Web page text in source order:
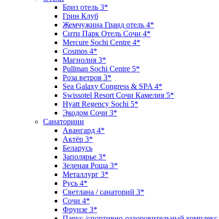
Бриз отель 3*
Грин Клуб
Жемчужина Гранд отель 4*
Сити Парк Отель Сочи 4*
Mercure Sochi Centre 4*
Cosmos 4*
Магнолия 3*
Pullman Sochi Сеntre 5*
Роза ветров 3*
Sea Galaxy Congress & SPA 4*
Swissotel Resort Сочи Камелия 5*
Hyatt Regency Sochi 5*
Экодом Сочи 3*
Санаториии
Авангард 4*
Актёр 3*
Беларусь
Заполярье 3*
Зеленая Роща 3*
Металлург 3*
Русь 4*
Светлана / санаторий 3*
Сочи 4*
Фрунзе 3*